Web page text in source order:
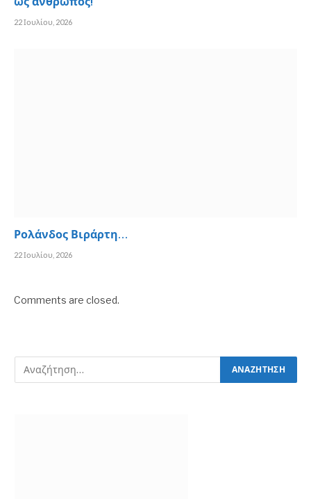
22 Ιουλίου, 2026
Ρολάνδος Βιράρτη…
22 Ιουλίου, 2026
Comments are closed.